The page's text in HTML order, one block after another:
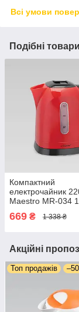
Всі умови
Подібні
Компактний
електрочайник
Maestro MR-034
автовимкнення,
669 ₴ 1 338 ₴
Акційні
Топ продажів